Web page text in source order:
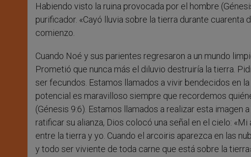
Habiendo visto la ruina provocada por el hombre
purificador. «Cayó lluvia sobre la tierra durante cuarenta
comienzo.
Cuando Noé y sus parientes regresaron a un mundo
Prometió que nunca más el diluvio destruiría la tierra.
ser fecundos. Estamos llamados a vivir bendecidos en
potencial es maravilloso siempre que recordemos
(Génesis 9:6). Estamos llamados a realizar esta imagen
ratificar su alianza, Dios colocó una señal en el cielo:
entre la tierra y yo. Cuando el arcoiris aparezca en las
y todo ser viviente de toda carne que está sobre la